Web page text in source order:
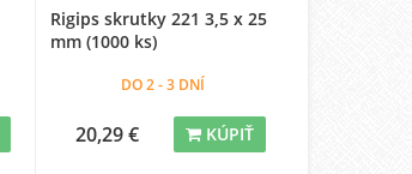
Rigips skrutky 221 3,5 x 25
mm (1000 ks)
DO 2 - 3 DNÍ
20,29 € KÚPIŤ